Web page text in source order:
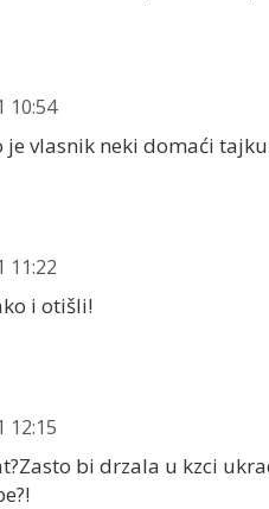
10:54
je vlasnik neki domaći
11:22
i otišli!
12:15
bi drzala u kzci